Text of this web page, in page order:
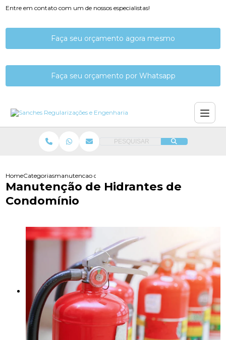
Entre em contato com um de nossos especialistas!
Faça seu orçamento agora mesmo
Faça seu orçamento por Whatsapp
PESQUISAR
HomeCategoriasmanutencao de hidrantes de condominio
Manutenção de Hidrantes de
Condomínio